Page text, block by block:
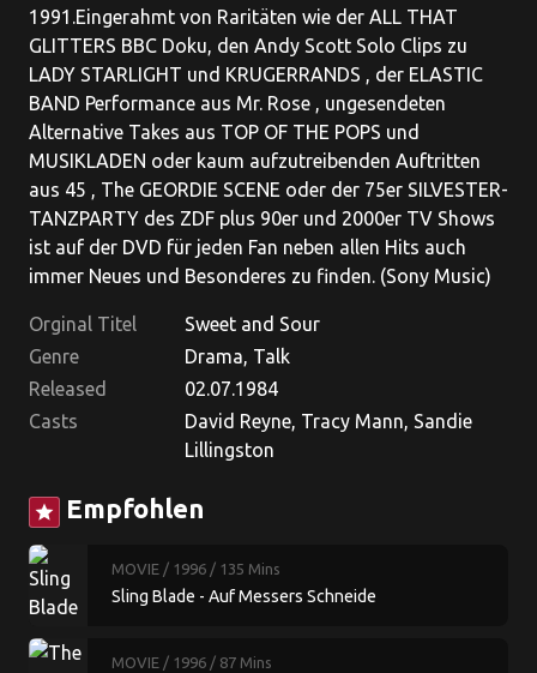
1991.Eingerahmt von Raritäten wie der ALL THAT
GLITTERS BBC Doku, den Andy Scott Solo Clips zu
LADY STARLIGHT und KRUGERRANDS , der ELASTIC
BAND Performance aus Mr. Rose , ungesendeten
Alternative Takes aus TOP OF THE POPS und
MUSIKLADEN oder kaum aufzutreibenden Auftritten
aus 45 , The GEORDIE SCENE oder der 75er SILVESTER-
TANZPARTY des ZDF plus 90er und 2000er TV Shows
ist auf der DVD für jeden Fan neben allen Hits auch
immer Neues und Besonderes zu finden. (Sony Music)
Orginal Titel
Sweet and Sour
Genre
Drama, Talk
Released
02.07.1984
Casts
David Reyne, Tracy Mann, Sandie
Lillingston
star Empfohlen
MOVIE / 1996 / 135 Mins
Sling Blade - Auf Messers Schneide
MOVIE / 1996 / 87 Mins